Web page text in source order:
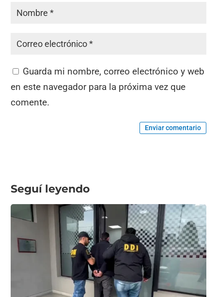
Guarda mi nombre, correo electrónico y web
en este navegador para la próxima vez que
comente.
Enviar comentario
Seguí leyendo